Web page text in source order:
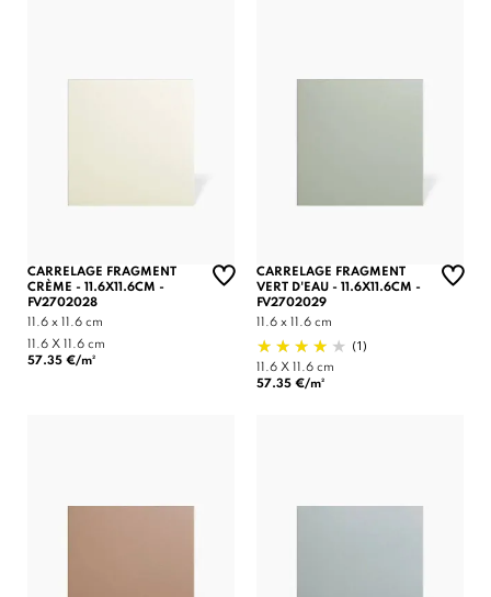
CARRELAGE FRAGMENT
CRÈME - 11.6X11.6CM -
FV2702028
11.6 x 11.6 cm
11.6 X 11.6 cm
57.35 €/m²
CARRELAGE FRAGMENT
VERT D'EAU - 11.6X11.6CM -
FV2702029
11.6 x 11.6 cm
(1)
11.6 X 11.6 cm
57.35 €/m²